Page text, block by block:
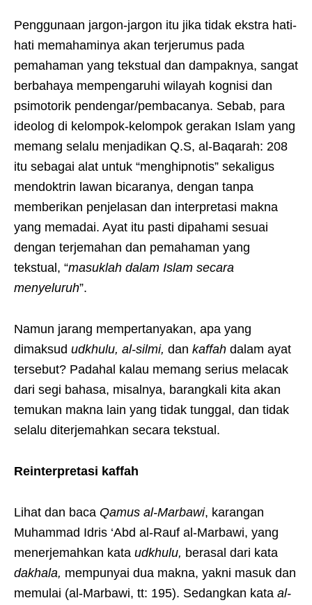
Penggunaan jargon-jargon itu jika tidak ekstra hati-
hati memahaminya akan terjerumus pada
pemahaman yang tekstual dan dampaknya, sangat
berbahaya mempengaruhi wilayah kognisi dan
psimotorik pendengar/pembacanya. Sebab, para
ideolog di kelompok-kelompok gerakan Islam yang
memang selalu menjadikan Q.S, al-Baqarah: 208
itu sebagai alat untuk “menghipnotis” sekaligus
mendoktrin lawan bicaranya, dengan tanpa
memberikan penjelasan dan interpretasi makna
yang memadai. Ayat itu pasti dipahami sesuai
dengan terjemahan dan pemahaman yang
tekstual, “masuklah dalam Islam secara
menyeluruh”.
Namun jarang mempertanyakan, apa yang
dimaksud udkhulu, al-silmi, dan kaffah dalam ayat
tersebut? Padahal kalau memang serius melacak
dari segi bahasa, misalnya, barangkali kita akan
temukan makna lain yang tidak tunggal, dan tidak
selalu diterjemahkan secara tekstual.
Reinterpretasi kaffah
Lihat dan baca Qamus al-Marbawi, karangan
Muhammad Idris ‘Abd al-Rauf al-Marbawi, yang
menerjemahkan kata udkhulu, berasal dari kata
dakhala, mempunyai dua makna, yakni masuk dan
memulai (al-Marbawi, tt: 195). Sedangkan kata al-